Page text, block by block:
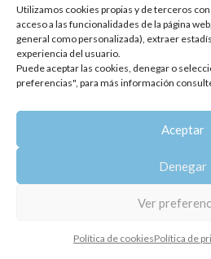
Utilizamos cookies propias y de terceros
acceso a las funcionalidades de la página
general como personalizada), extraer
experiencia del usuario.
Puede aceptar las cookies, denegar o
preferencias", para más información
Aceptar
Denegar
Ver
Política de cookiesPolítica de
Política de privacidad Aviso legal |